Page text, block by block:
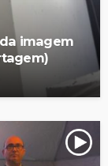
imagem